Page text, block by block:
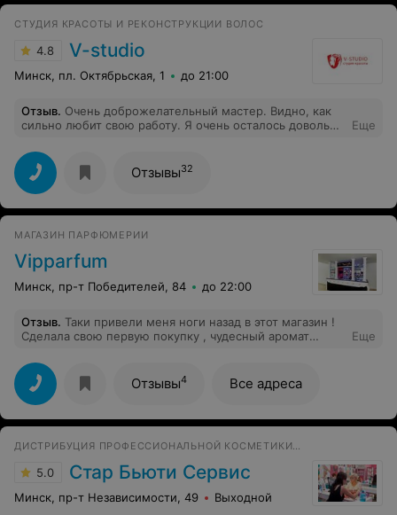
СТУДИЯ КРАСОТЫ И РЕКОНСТРУКЦИИ ВОЛОС
4.8 V-studio
Минск, пл. Октябрьская, 1 до 21:00
Отзыв. Очень доброжелательный мастер. Видно, как
сильно любит свою работу. Я очень осталось довольна
Кристине.
Еще
Отзывы32
МАГАЗИН ПАРФЮМЕРИИ
Vipparfum
Минск, пр-т Победителей, 84 до 22:00
Отзыв. Таки привели меня ноги назад в этот магазин !
Сделала свою первую покупку , чудесный аромат
Не могла уехать в место своего постоянного обитания,
в далекую страну на краю европейского континента,
не выразив свою благодарность VipParfumУ ! Спасибо
за отличное обслуживание и подаренный позитив ! В
моем лице вы нашли хоть и редкого, но зато
Еще
Отзывы4 Все адреса
5.0 Стар Бьюти Сервис
Минск, пр-т Независимости, 49 Выходной